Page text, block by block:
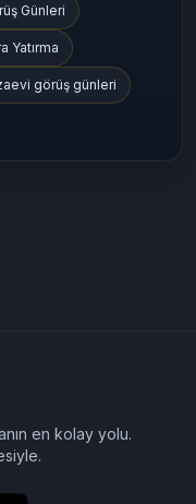
Günleri
Yatırma
görüş günleri
en kolay yolu.